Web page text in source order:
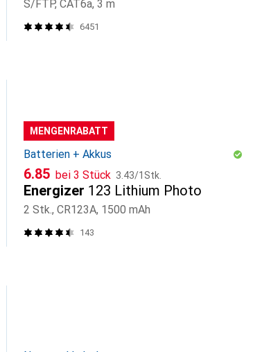
S/FTP, CAT6a, 3 m
6451
MENGENRABATT
Batterien + Akkus
CHF
6.85 bei 3 Stück CHF
3.43/1Stk.
Energizer 123 Lithium Photo
2 Stk., CR123A, 1500 mAh
143